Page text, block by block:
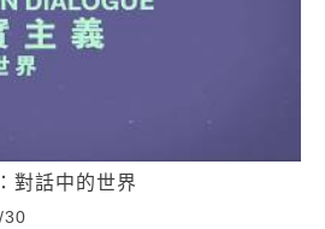
對話中的世界
30